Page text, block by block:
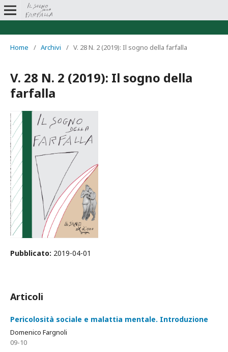
Home / Archivi / V. 28 N. 2 (2019): Il sogno della farfalla
V. 28 N. 2 (2019): Il sogno della
farfalla
Pubblicato: 2019-04-01
Articoli
Pericolosità sociale e malattia mentale. Introduzione
Domenico Fargnoli
09-10